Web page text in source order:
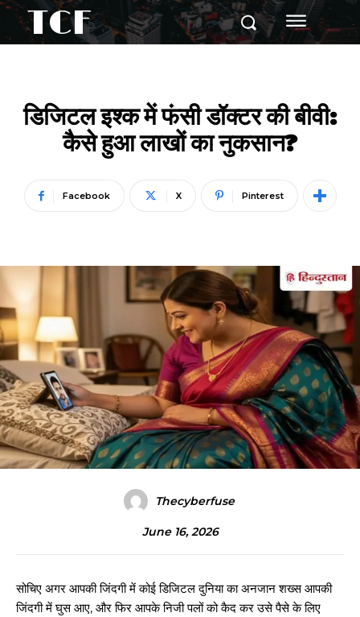
TCF
डिजिटल इश्क में फंसी डॉक्टर की बीवी:
कैसे हुआ लाखों का नुकसान?
Facebook X Pinterest
Thecyberfuse
June 16, 2026
सोचिए अगर आपकी जिंदगी में कोई डिजिटल दुनिया का अनजान शख्स आपकी
जिंदगी में घुस आए, और फिर आपके निजी पलों को कैद कर उसे पैसे के लिए